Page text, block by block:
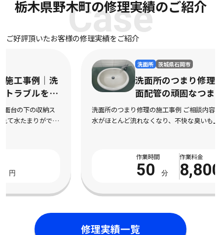
Case
栃木県野木町の修理実績のご紹介
ご好評頂いたお客様の修理実績をご紹介
茨城県石岡市
洗面所のつまり修理の施工事例｜洗
面配管の頑固なつまりを迅速に解消
洗面所のつまり修理の施工事例 ご相談内容 洗面台の排水口から
水がほとんど流れなくなり、不快な臭いも上がってくるようにな
8,800 円
修理実績一覧